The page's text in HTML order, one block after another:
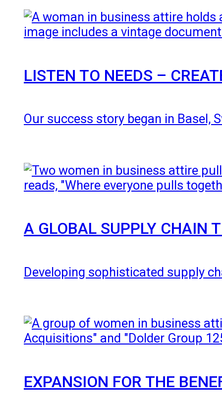
LISTEN TO NEEDS –
Our success story began in Basel,
A GLOBAL SUPPLY CHAIN
Developing sophisticated supply
EXPANSION FOR THE